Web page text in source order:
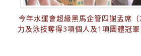
今年水運會超級黑馬企管四謝孟席
力及泳技奪得3項個人及1項團體冠軍